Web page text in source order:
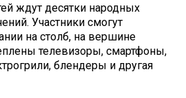
ждут десятки народных
Участники смогут
на столб, на вершине
телевизоры, смартфоны,
блендеры и другая